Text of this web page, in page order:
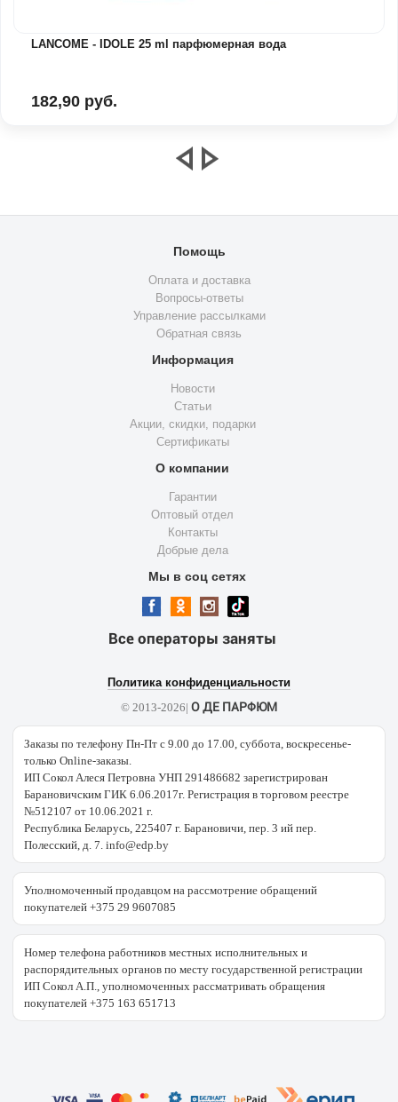
LANCOME - IDOLE 25 ml парфюмерная вода
182,90 руб.
Помощь
Оплата и доставка
Вопросы-ответы
Управление рассылками
Обратная связь
Информация
Новости
Статьи
Акции, скидки, подарки
Сертификаты
О компании
Гарантии
Оптовый отдел
Контакты
Добрые дела
Мы в соц сетях
Все операторы заняты
Политика конфиденциальности
© 2013-2026| О ДЕ ПАРФЮМ
Заказы по телефону Пн-Пт с 9.00 до 17.00, суббота, воскресенье-
только Online-заказы.
ИП Сокол Алеся Петровна УНП 291486682 зарегистрирован
Барановичским ГИК 6.06.2017г. Регистрация в торговом реестре
№512107 от 10.06.2021 г.
Республика Беларусь, 225407 г. Барановичи, пер. 3 ий пер.
Полесский, д. 7. info@edp.by
Уполномоченный продавцом на рассмотрение обращений
покупателей +375 29 9607085
Номер телефона работников местных исполнительных и
распорядительных органов по месту государственной регистрации
ИП Сокол А.П., уполномоченных рассматривать обращения
покупателей +375 163 651713